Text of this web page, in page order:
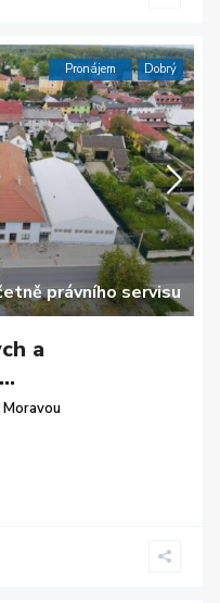
právního servisu
Pronájem Dobrý
a